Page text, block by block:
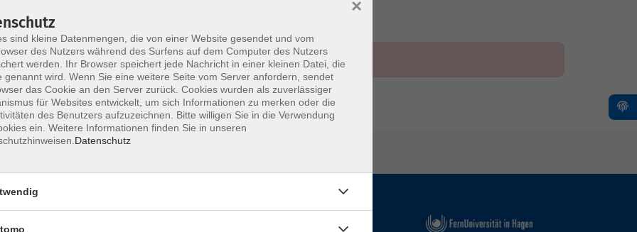
sind kleine Datenmengen, die von einer Website gesendet und vom
des Nutzers während des Surfens auf dem Computer des Nutzers
werden. Ihr Browser speichert jede Nachricht in einer kleinen Datei, die
genannt wird. Wenn Sie eine weitere Seite vom Server anfordern, sendet
das Cookie an den Server zurück. Cookies wurden als zuverlässiger
für Websites entwickelt, um sich Informationen zu merken oder die
des Benutzers aufzuzeichnen. Bitte willigen Sie in die Verwendung
ein. Weitere Informationen finden Sie in unseren
Datenschutz
×